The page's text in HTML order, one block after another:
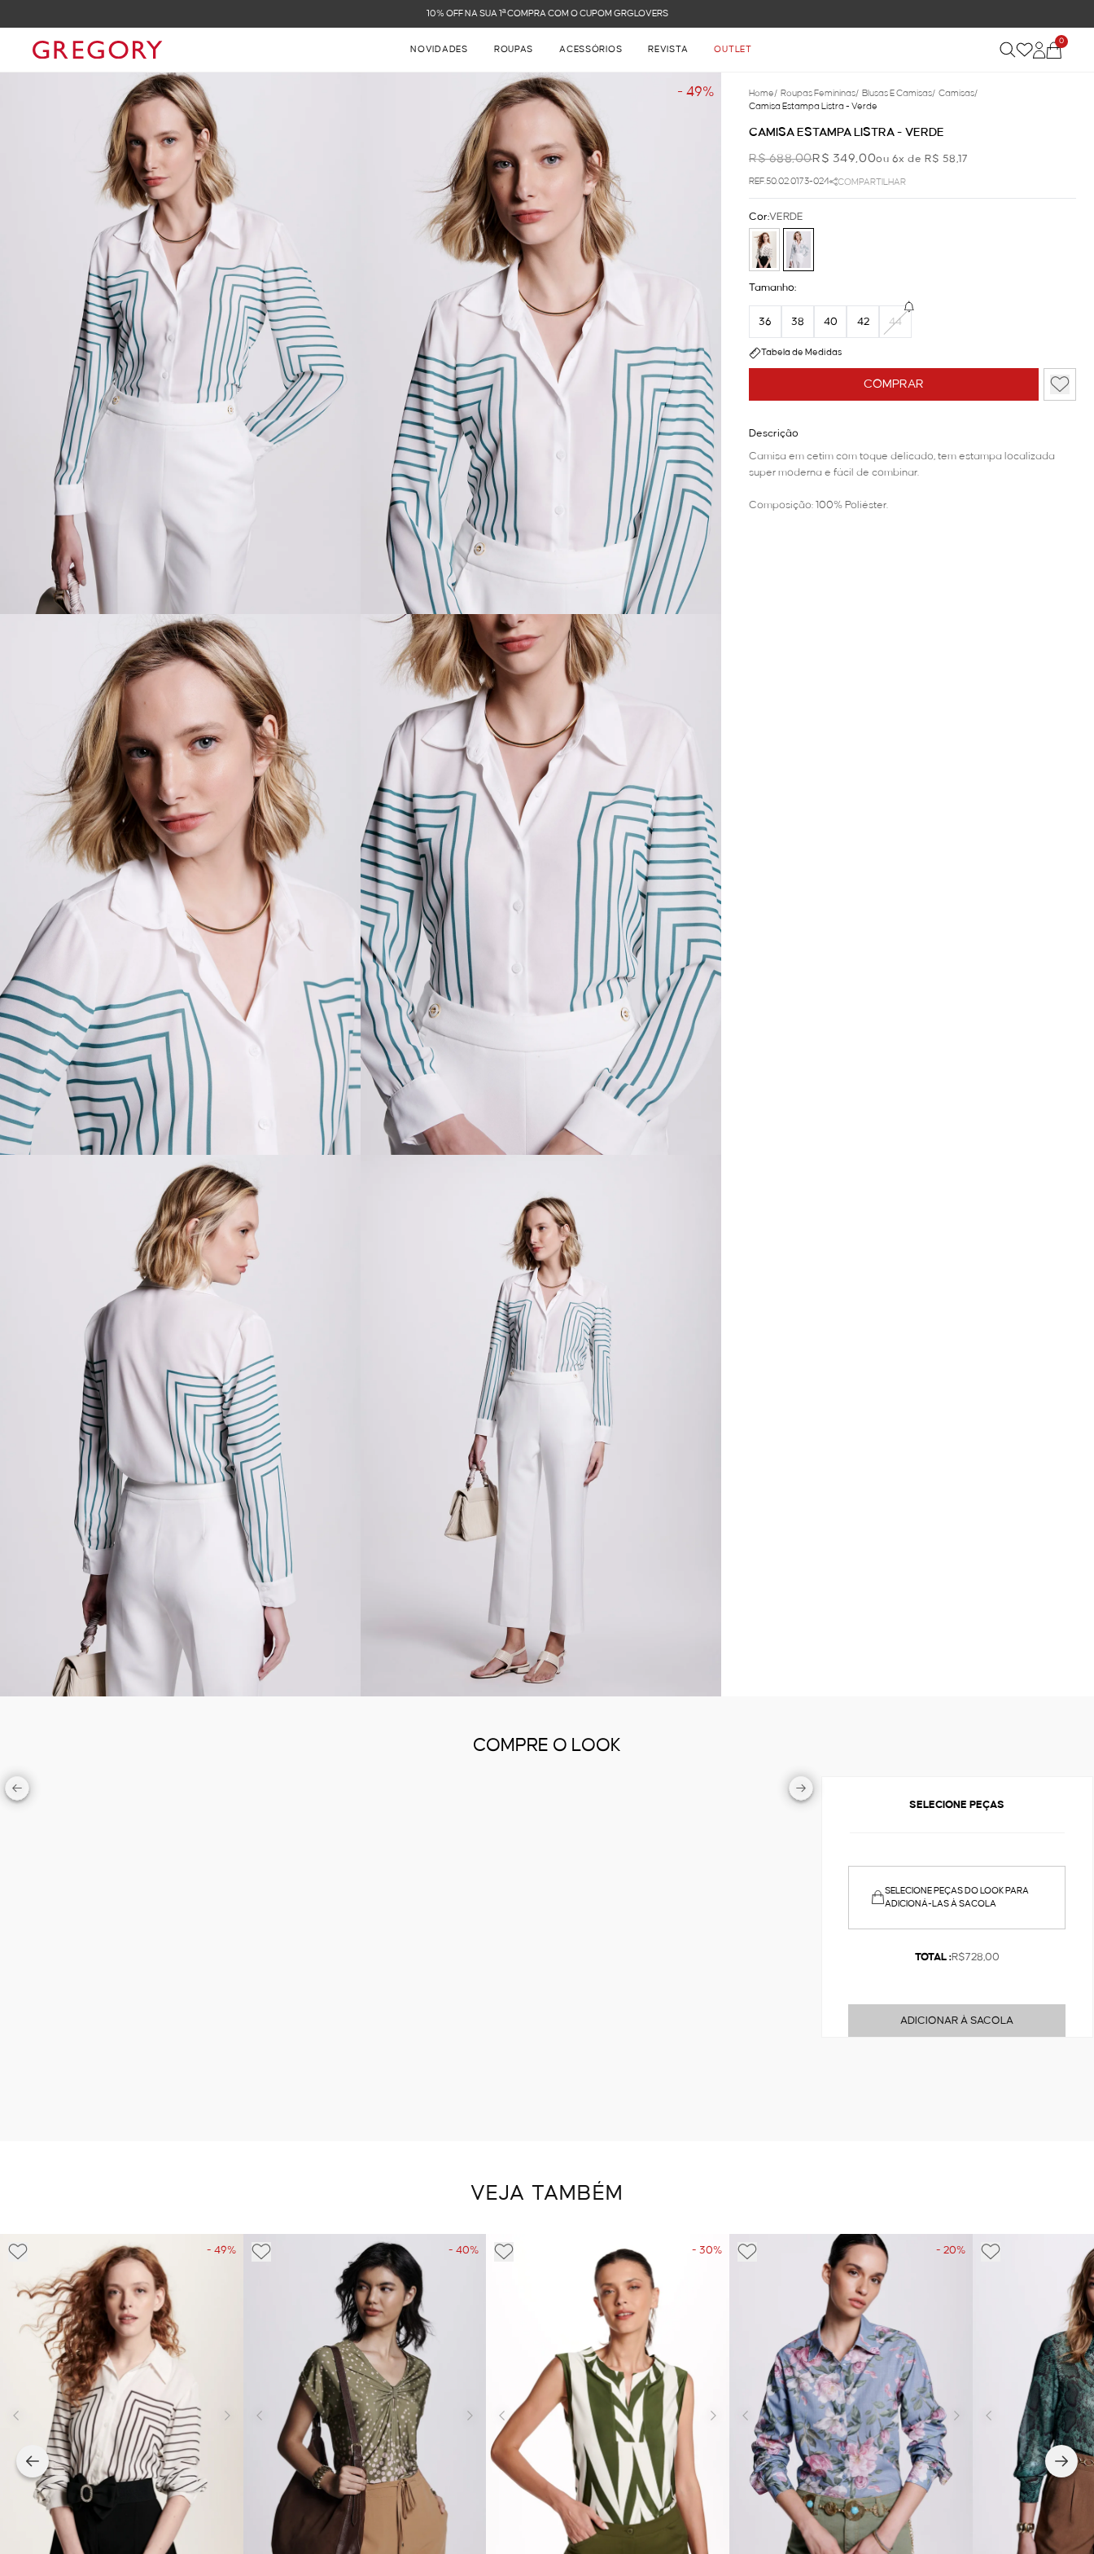
FRETE GRÁTIS NAS COMPRAS ACIMA DE R$ 899
NOVIDADES ROUPAS ACESSÓRIOS REVISTA OUTLET
0
- 49% Home/ Roupas Femininas/ Blusas E Camisas/ Camisas/
Camisa Estampa Listra - Verde
CAMISA ESTAMPA LISTRA - VERDE
R$ 688,00R$ 349,00ou 6x de R$ 58,17
REF.50.02.0173-024 COMPARTILHAR
COMPRAR
Cor:VERDE
Tamanho:
36 38 40 42 44
Tabela de Medidas
Descrição
Camisa em cetim com toque delicado, tem estampa localizada
super moderna e fácil de combinar.
Composição: 100% Poliéster.
COMPRE O LOOK
SELECIONE PEÇAS
SELECIONE PEÇAS DO LOOK PARA
ADICIONÁ-LAS À SACOLA
TOTAL :R$728,00
ADICIONAR À SACOLA
VEJA TAMBÉM
- 49% - 40% - 30% - 20%